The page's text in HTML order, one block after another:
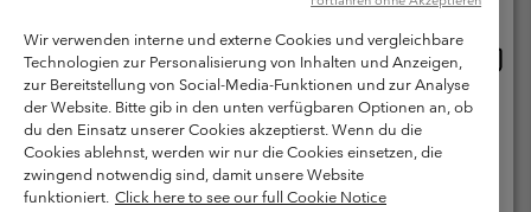
Petit-Lancy Switzerland. Alle Rechte vorbehalten.
Nutzungsbedingungen
Allgemeine Verkaufsbedingungen
Garantie
Datenschutzerklärung
Bestimmungen und Bedingungen des Mitglieder Programms
Nutzungsbedingungen Für Nutzergenerierte Inhalte
Impressum
Cookies
Wir verwenden interne und externe Cookies und vergleichbare
Technologien zur Personalisierung von Inhalten und Anzeigen,
zur Bereitstellung von Social-Media-Funktionen und zur Analyse
der Website. Bitte gib in den unten verfügbaren Optionen an, ob
du den Einsatz unserer Cookies akzeptierst. Wenn du die
Cookies ablehnst, werden wir nur die Cookies einsetzen, die
zwingend notwendig sind, damit unsere Website
funktioniert. Click here to see our full Cookie Notice
United States
Switzerland-English
Switzerland-Deutsch